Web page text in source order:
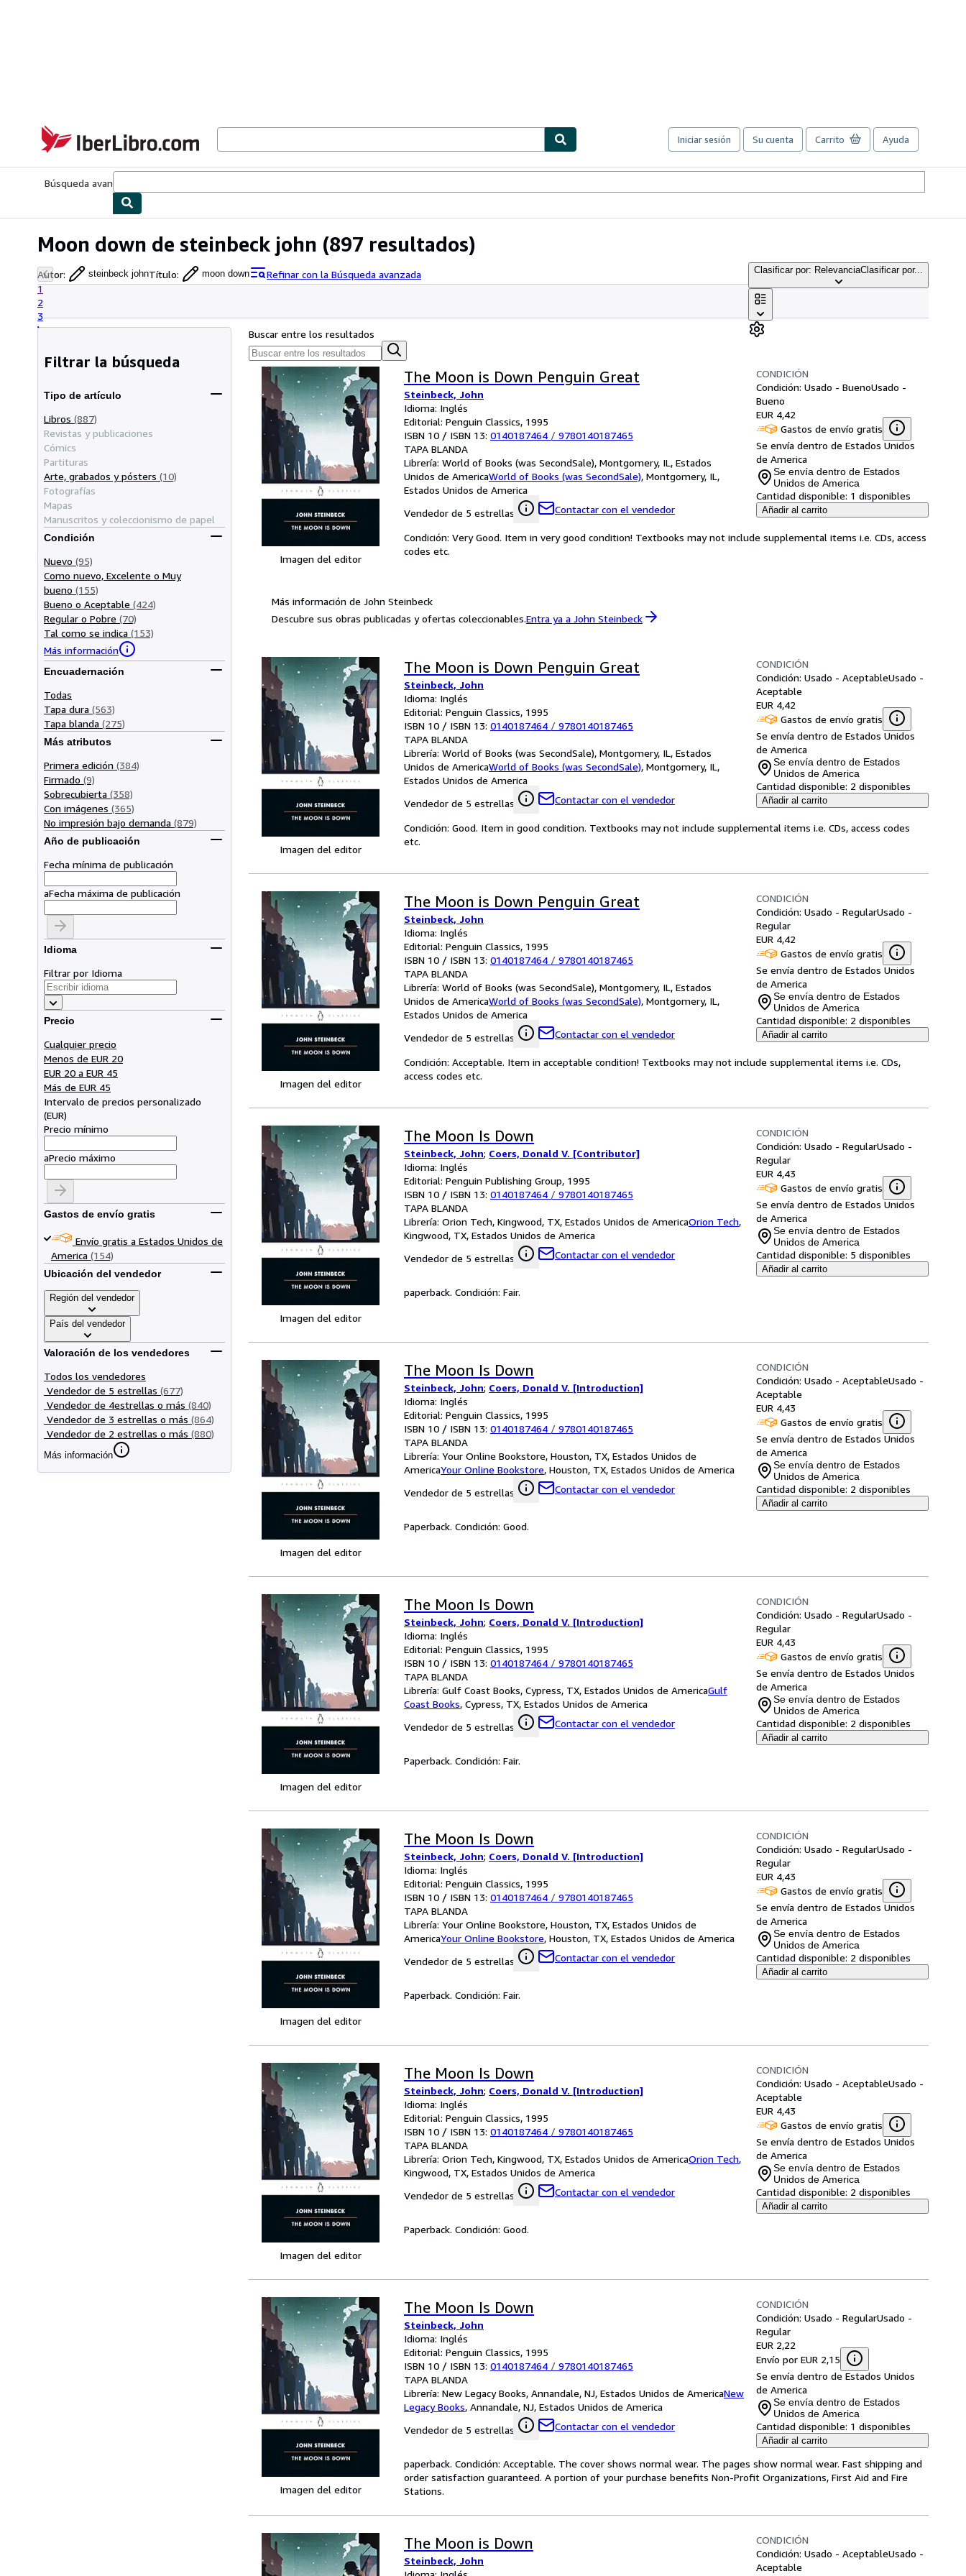
IberLibro.com
Iniciar sesión Su cuenta Carrito Ayuda
Búsqueda avanzada
Moon down de steinbeck john (897 resultados)
Autor: steinbeck johnTítulo: moon down
Refinar con la Búsqueda avanzada
1
2
3
Clasificar por: RelevanciaClasificar por...
Filtrar la búsqueda
Tipo de artículo
Libros (887)
Revistas y publicaciones
Cómics
Partituras
Arte, grabados y pósters (10)
Fotografías
Mapas
Manuscritos y coleccionismo de papel
Condición
Nuevo (95)
Como nuevo, Excelente o Muy
bueno (155)
Bueno o Aceptable (424)
Regular o Pobre (70)
Tal como se indica (153)
Más información
Encuadernación
Todas
Tapa dura (563)
Tapa blanda (275)
Más atributos
Primera edición (384)
Firmado (9)
Sobrecubierta (358)
Con imágenes (365)
No impresión bajo demanda (879)
Año de publicación
Fecha mínima de publicación
aFecha máxima de publicación
Idioma
Filtrar por Idioma
Precio
Cualquier precio
Menos de EUR 20
EUR 20 a EUR 45
Más de EUR 45
Intervalo de precios personalizado
(EUR)
Precio mínimo
aPrecio máximo
Gastos de envío gratis
Envío gratis a Estados Unidos de
America (154)
Ubicación del vendedor
Región del vendedor
País del vendedor
Valoración de los vendedores
Todos los vendedores
Vendedor de 5 estrellas (677)
Vendedor de 4estrellas o más (840)
Vendedor de 3 estrellas o más (864)
Vendedor de 2 estrellas o más (880)
Más información
Buscar entre los resultados
Imagen del editor
The Moon is Down Penguin Great
Steinbeck, John
Idioma: Inglés
Editorial: Penguin Classics, 1995
ISBN 10 / ISBN 13: 0140187464 / 9780140187465
TAPA BLANDA
Librería: World of Books (was SecondSale), Montgomery, IL, Estados
Unidos de AmericaWorld of Books (was SecondSale), Montgomery, IL,
Estados Unidos de America
Vendedor de 5 estrellas
Contactar con el vendedor
CONDICIÓN
Condición: Usado - BuenoUsado -
Bueno
EUR 4,42
Gastos de envío gratis
Se envía dentro de Estados Unidos
de America
Se envía dentro de Estados
Unidos de America
Cantidad disponible: 1 disponibles
Añadir al carrito
Condición: Very Good. Item in very good condition! Textbooks may not include supplemental items i.e. CDs, access
codes etc.
Más información de John Steinbeck
Descubre sus obras publicadas y ofertas coleccionables.Entra ya a John Steinbeck
Imagen del editor
The Moon is Down Penguin Great
Steinbeck, John
Idioma: Inglés
Editorial: Penguin Classics, 1995
ISBN 10 / ISBN 13: 0140187464 / 9780140187465
TAPA BLANDA
Librería: World of Books (was SecondSale), Montgomery, IL, Estados
Unidos de AmericaWorld of Books (was SecondSale), Montgomery, IL,
Estados Unidos de America
Vendedor de 5 estrellas
Contactar con el vendedor
CONDICIÓN
Condición: Usado - AceptableUsado -
Aceptable
EUR 4,42
Gastos de envío gratis
Se envía dentro de Estados Unidos
de America
Se envía dentro de Estados
Unidos de America
Cantidad disponible: 2 disponibles
Añadir al carrito
Condición: Good. Item in good condition. Textbooks may not include supplemental items i.e. CDs, access codes
etc.
Imagen del editor
The Moon is Down Penguin Great
Steinbeck, John
Idioma: Inglés
Editorial: Penguin Classics, 1995
ISBN 10 / ISBN 13: 0140187464 / 9780140187465
TAPA BLANDA
Librería: World of Books (was SecondSale), Montgomery, IL, Estados
Unidos de AmericaWorld of Books (was SecondSale), Montgomery, IL,
Estados Unidos de America
Vendedor de 5 estrellas
Contactar con el vendedor
CONDICIÓN
Condición: Usado - RegularUsado -
Regular
EUR 4,42
Gastos de envío gratis
Se envía dentro de Estados Unidos
de America
Se envía dentro de Estados
Unidos de America
Cantidad disponible: 2 disponibles
Añadir al carrito
Condición: Acceptable. Item in acceptable condition! Textbooks may not include supplemental items i.e. CDs,
access codes etc.
Imagen del editor
The Moon Is Down
Steinbeck, John; Coers, Donald V. [Contributor]
Idioma: Inglés
Editorial: Penguin Publishing Group, 1995
ISBN 10 / ISBN 13: 0140187464 / 9780140187465
TAPA BLANDA
Librería: Orion Tech, Kingwood, TX, Estados Unidos de AmericaOrion Tech,
Kingwood, TX, Estados Unidos de America
Vendedor de 5 estrellas
Contactar con el vendedor
CONDICIÓN
Condición: Usado - RegularUsado -
Regular
EUR 4,43
Gastos de envío gratis
Se envía dentro de Estados Unidos
de America
Se envía dentro de Estados
Unidos de America
Cantidad disponible: 5 disponibles
Añadir al carrito
paperback. Condición: Fair.
Imagen del editor
The Moon Is Down
Steinbeck, John; Coers, Donald V. [Introduction]
Idioma: Inglés
Editorial: Penguin Classics, 1995
ISBN 10 / ISBN 13: 0140187464 / 9780140187465
TAPA BLANDA
Librería: Your Online Bookstore, Houston, TX, Estados Unidos de
AmericaYour Online Bookstore, Houston, TX, Estados Unidos de America
Vendedor de 5 estrellas
Contactar con el vendedor
CONDICIÓN
Condición: Usado - AceptableUsado -
Aceptable
EUR 4,43
Gastos de envío gratis
Se envía dentro de Estados Unidos
de America
Se envía dentro de Estados
Unidos de America
Cantidad disponible: 2 disponibles
Añadir al carrito
Paperback. Condición: Good.
Imagen del editor
The Moon Is Down
Steinbeck, John; Coers, Donald V. [Introduction]
Idioma: Inglés
Editorial: Penguin Classics, 1995
ISBN 10 / ISBN 13: 0140187464 / 9780140187465
TAPA BLANDA
Librería: Gulf Coast Books, Cypress, TX, Estados Unidos de AmericaGulf
Coast Books, Cypress, TX, Estados Unidos de America
Vendedor de 5 estrellas
Contactar con el vendedor
CONDICIÓN
Condición: Usado - RegularUsado -
Regular
EUR 4,43
Gastos de envío gratis
Se envía dentro de Estados Unidos
de America
Se envía dentro de Estados
Unidos de America
Cantidad disponible: 2 disponibles
Añadir al carrito
Paperback. Condición: Fair.
Imagen del editor
The Moon Is Down
Steinbeck, John; Coers, Donald V. [Introduction]
Idioma: Inglés
Editorial: Penguin Classics, 1995
ISBN 10 / ISBN 13: 0140187464 / 9780140187465
TAPA BLANDA
Librería: Your Online Bookstore, Houston, TX, Estados Unidos de
AmericaYour Online Bookstore, Houston, TX, Estados Unidos de America
Vendedor de 5 estrellas
Contactar con el vendedor
CONDICIÓN
Condición: Usado - RegularUsado -
Regular
EUR 4,43
Gastos de envío gratis
Se envía dentro de Estados Unidos
de America
Se envía dentro de Estados
Unidos de America
Cantidad disponible: 2 disponibles
Añadir al carrito
Paperback. Condición: Fair.
Imagen del editor
The Moon Is Down
Steinbeck, John; Coers, Donald V. [Introduction]
Idioma: Inglés
Editorial: Penguin Classics, 1995
ISBN 10 / ISBN 13: 0140187464 / 9780140187465
TAPA BLANDA
Librería: Orion Tech, Kingwood, TX, Estados Unidos de AmericaOrion Tech,
Kingwood, TX, Estados Unidos de America
Vendedor de 5 estrellas
Contactar con el vendedor
CONDICIÓN
Condición: Usado - AceptableUsado -
Aceptable
EUR 4,43
Gastos de envío gratis
Se envía dentro de Estados Unidos
de America
Se envía dentro de Estados
Unidos de America
Cantidad disponible: 2 disponibles
Añadir al carrito
Paperback. Condición: Good.
Imagen del editor
The Moon Is Down
Steinbeck, John
Idioma: Inglés
Editorial: Penguin Classics, 1995
ISBN 10 / ISBN 13: 0140187464 / 9780140187465
TAPA BLANDA
Librería: New Legacy Books, Annandale, NJ, Estados Unidos de AmericaNew
Legacy Books, Annandale, NJ, Estados Unidos de America
Vendedor de 5 estrellas
Contactar con el vendedor
CONDICIÓN
Condición: Usado - RegularUsado -
Regular
EUR 2,22
Envío por EUR 2,15
Se envía dentro de Estados Unidos
de America
Se envía dentro de Estados
Unidos de America
Cantidad disponible: 1 disponibles
Añadir al carrito
paperback. Condición: Acceptable. The cover shows normal wear. The pages show normal wear. Fast shipping and
order satisfaction guaranteed. A portion of your purchase benefits Non-Profit Organizations, First Aid and Fire
Stations.
The Moon is Down
Steinbeck, John
CONDICIÓN
Condición: Usado - AceptableUsado -
Aceptable